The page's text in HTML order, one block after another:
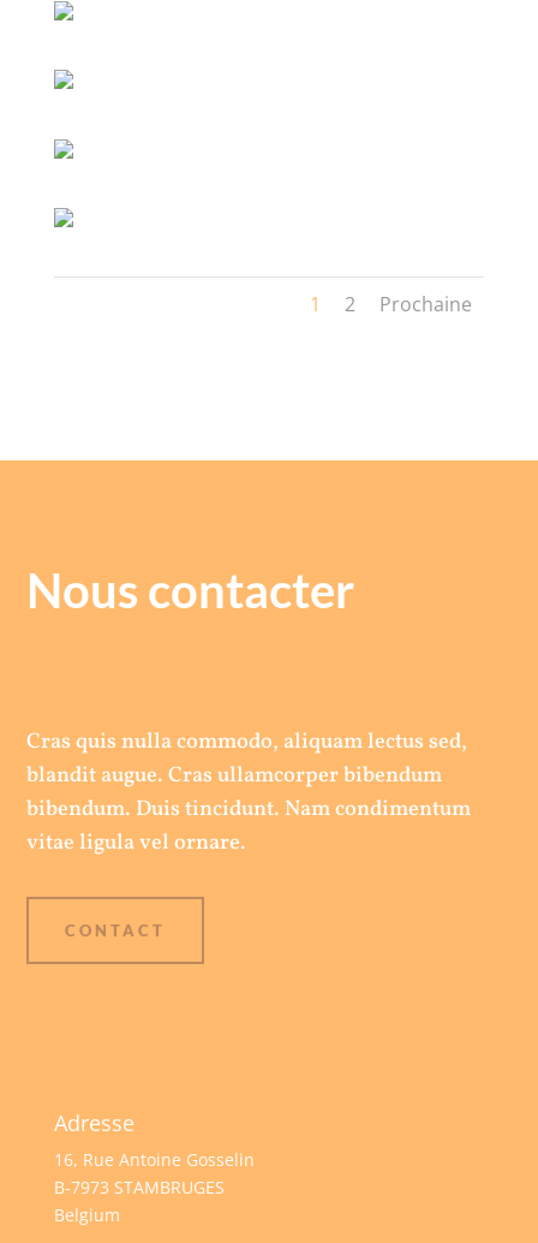
1 2 Prochaine
Nous contacter
Cras quis nulla commodo, aliquam lectus sed,
blandit augue. Cras ullamcorper bibendum
bibendum. Duis tincidunt. Nam condimentum
vitae ligula vel ornare.
CONTACT
Adresse
16, Rue Antoine Gosselin
B-7973 STAMBRUGES
Belgium